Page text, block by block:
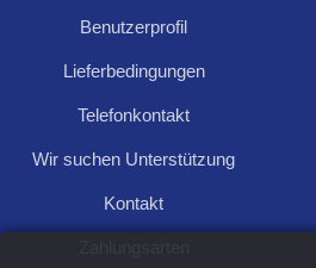
Für Anfragen und
uns:
Benutzerprofil
Lieferbedingungen
Telefonkontakt
Wir suchen Unterstützung
Kontakt